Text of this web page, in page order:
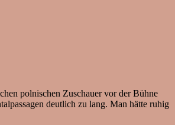
polnischen Zuschauer vor der Bühne
deutlich zu lang. Man hätte ruhig